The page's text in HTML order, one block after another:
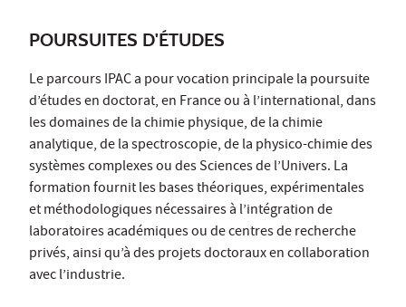
POURSUITES D'ÉTUDES
Le parcours IPAC a pour vocation principale la poursuite
d’études en doctorat, en France ou à l’international, dans
les domaines de la chimie physique, de la chimie
analytique, de la spectroscopie, de la physico-chimie des
systèmes complexes ou des Sciences de l’Univers. La
formation fournit les bases théoriques, expérimentales
et méthodologiques nécessaires à l’intégration de
laboratoires académiques ou de centres de recherche
privés, ainsi qu’à des projets doctoraux en collaboration
avec l’industrie.